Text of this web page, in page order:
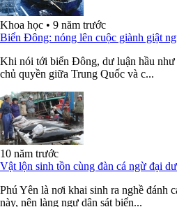
Khoa học • 9 năm trước
Biển Đông: nóng lên cuộc giành giật
Khi nói tới biển Đông, dư luận hầu như
chủ quyền giữa Trung Quốc và c...
10 năm trước
Vật lộn sinh tồn cùng đàn cá ngừ đại
Phú Yên là nơi khai sinh ra nghề đánh
này, nên làng ngư dân sát biển...